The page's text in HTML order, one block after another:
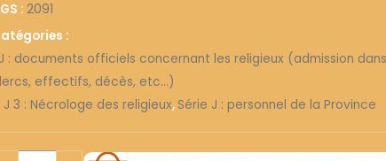
: 2091
:
: documents officiels concernant les religieux (admission
effectifs, décès, etc...)
J 3 : Nécrologe des religieux, Série J : personnel de la Province